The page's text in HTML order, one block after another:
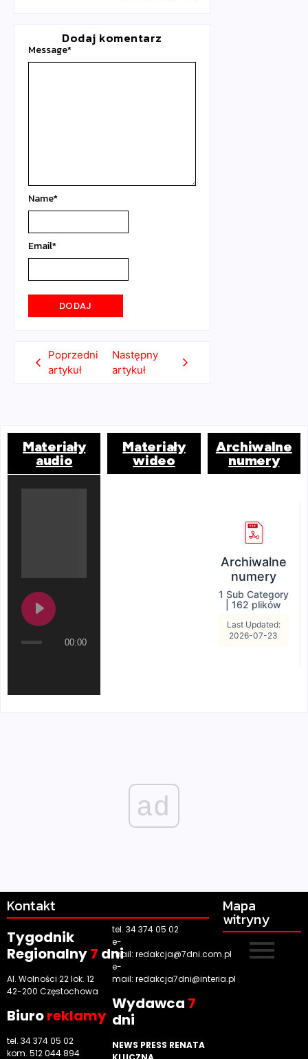
Dodaj komentarz
Message*
Name*
Email*
Poprzedni
artykuł
Następny
artykuł
Materiały
audio
00:00
Materiały
wideo
Archiwalne
numery
Archiwalne
numery
1 Sub Category
162 plików
Last Updated:
2026-07-23
ad
Kontakt
Tygodnik
Regionalny7 dni
Al. Wolności 22 lok. 12
42-200 Częstochowa
Biuroreklamy
tel. 34 374 05 02
kom. 512 044 894
tel. 34 374 05 02
e-
mail: redakcja@7dni.com.pl
e-
mail: redakcja7dni@interia.pl
Wydawca 7
dni
NEWS PRESS RENATA
Mapa
witryny